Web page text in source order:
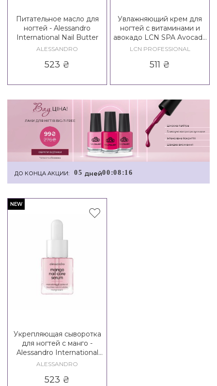
Питательное масло для
ногтей - Alessandro
International Nail Butter
ALESSANDRO
523 ₴
Увлажняющий крем для
ногтей с витаминами и
авокадо LCN SPA Avocado
Nail Butter
LCN PROFESSIONAL
511 ₴
ДО КОНЦА АКЦИИ: 05 дней00 :08 :16
NEW
Укрепляющая сыворотка
для ногтей с манго -
Alessandro International
Mango Nail Care Serum
ALESSANDRO
523 ₴